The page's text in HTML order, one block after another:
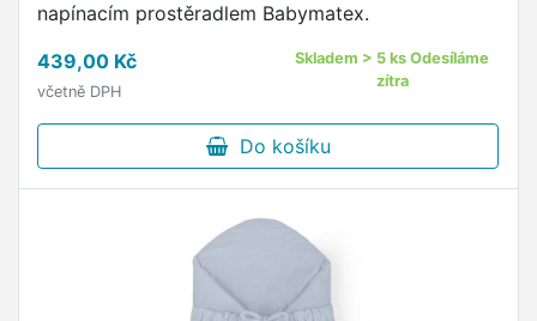
napínacím prostěradlem Babymatex.
439,00 Kč
včetně DPH
Skladem > 5 ks Odesíláme
zítra
Do košíku